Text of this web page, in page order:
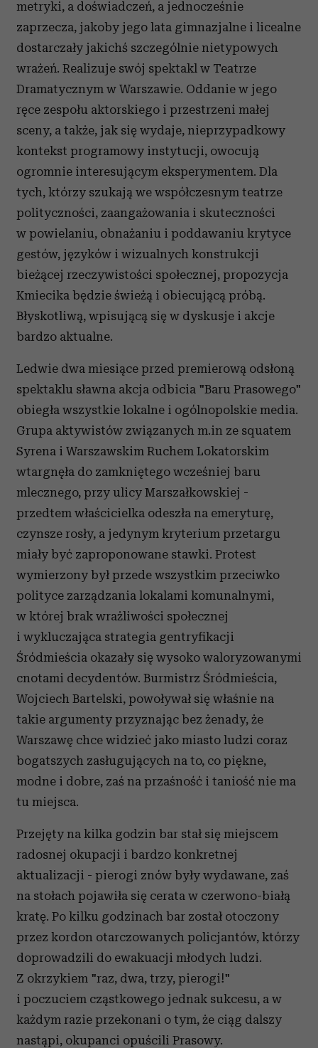
metryki, a doświadczeń, a jednocześnie
zaprzecza, jakoby jego lata gimnazjalne i licealne
dostarczały jakichś szczególnie nietypowych
wrażeń. Realizuje swój spektakl w Teatrze
Dramatycznym w Warszawie. Oddanie w jego
ręce zespołu aktorskiego i przestrzeni małej
sceny, a także, jak się wydaje, nieprzypadkowy
kontekst programowy instytucji, owocują
ogromnie interesującym eksperymentem. Dla
tych, którzy szukają we współczesnym teatrze
polityczności, zaangażowania i skuteczności
w powielaniu, obnażaniu i poddawaniu krytyce
gestów, języków i wizualnych konstrukcji
bieżącej rzeczywistości społecznej, propozycja
Kmiecika będzie świeżą i obiecującą próbą.
Błyskotliwą, wpisującą się w dyskusje i akcje
bardzo aktualne.
Ledwie dwa miesiące przed premierową odsłoną
spektaklu sławna akcja odbicia "Baru Prasowego"
obiegła wszystkie lokalne i ogólnopolskie media.
Grupa aktywistów związanych m.in ze squatem
Syrena i Warszawskim Ruchem Lokatorskim
wtargnęła do zamkniętego wcześniej baru
mlecznego, przy ulicy Marszałkowskiej -
przedtem właścicielka odeszła na emeryturę,
czynsze rosły, a jedynym kryterium przetargu
miały być zaproponowane stawki. Protest
wymierzony był przede wszystkim przeciwko
polityce zarządzania lokalami komunalnymi,
w której brak wrażliwości społecznej
i wykluczająca strategia gentryfikacji
Śródmieścia okazały się wysoko waloryzowanymi
cnotami decydentów. Burmistrz Śródmieścia,
Wojciech Bartelski, powoływał się właśnie na
takie argumenty przyznając bez żenady, że
Warszawę chce widzieć jako miasto ludzi coraz
bogatszych zasługujących na to, co piękne,
modne i dobre, zaś na przaśność i taniość nie ma
tu miejsca.
Przejęty na kilka godzin bar stał się miejscem
radosnej okupacji i bardzo konkretnej
aktualizacji - pierogi znów były wydawane, zaś
na stołach pojawiła się cerata w czerwono-białą
kratę. Po kilku godzinach bar został otoczony
przez kordon otarczowanych policjantów, którzy
doprowadzili do ewakuacji młodych ludzi.
Z okrzykiem "raz, dwa, trzy, pierogi!"
i poczuciem cząstkowego jednak sukcesu, a w
każdym razie przekonani o tym, że ciąg dalszy
nastąpi, okupanci opuścili Prasowy.